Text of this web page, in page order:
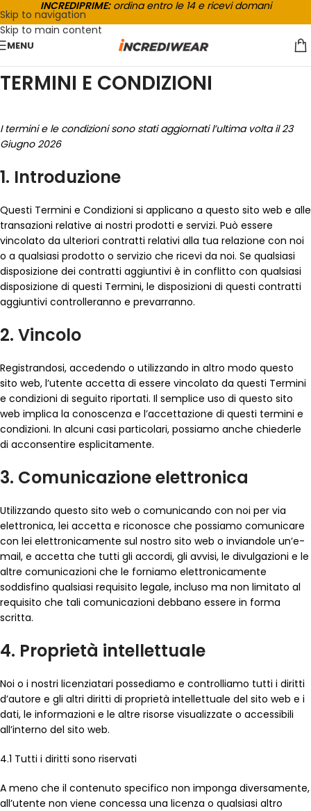
Skip to navigation
Skip to main content
INCREDIPRIME:ordina entro le 14 e ricevi domani
MENU
TERMINI E CONDIZIONI
I termini e le condizioni sono stati aggiornati l’ultima volta il 23
Giugno 2026
1. Introduzione
Questi Termini e Condizioni si applicano a questo sito web e alle
transazioni relative ai nostri prodotti e servizi. Può essere
vincolato da ulteriori contratti relativi alla tua relazione con noi
o a qualsiasi prodotto o servizio che ricevi da noi. Se qualsiasi
disposizione dei contratti aggiuntivi è in conflitto con qualsiasi
disposizione di questi Termini, le disposizioni di questi contratti
aggiuntivi controlleranno e prevarranno.
2. Vincolo
Registrandosi, accedendo o utilizzando in altro modo questo
sito web, l’utente accetta di essere vincolato da questi Termini
e condizioni di seguito riportati. Il semplice uso di questo sito
web implica la conoscenza e l’accettazione di questi termini e
condizioni. In alcuni casi particolari, possiamo anche chiederle
di acconsentire esplicitamente.
3. Comunicazione elettronica
Utilizzando questo sito web o comunicando con noi per via
elettronica, lei accetta e riconosce che possiamo comunicare
con lei elettronicamente sul nostro sito web o inviandole un’e-
mail, e accetta che tutti gli accordi, gli avvisi, le divulgazioni e le
altre comunicazioni che le forniamo elettronicamente
soddisfino qualsiasi requisito legale, incluso ma non limitato al
requisito che tali comunicazioni debbano essere in forma
scritta.
4. Proprietà intellettuale
Noi o i nostri licenziatari possediamo e controlliamo tutti i diritti
d’autore e gli altri diritti di proprietà intellettuale del sito web e i
dati, le informazioni e le altre risorse visualizzate o accessibili
all’interno del sito web.
4.1 Tutti i diritti sono riservati
A meno che il contenuto specifico non imponga diversamente,
all’utente non viene concessa una licenza o qualsiasi altro